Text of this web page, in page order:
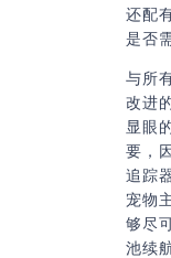
还配
是否
与所
改进
显眼
要，
追踪
宠物
够尽
池续